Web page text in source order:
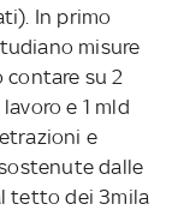
In primo
misure
contare su 2
e 1 mld
e
dalle
tetto dei 3mila